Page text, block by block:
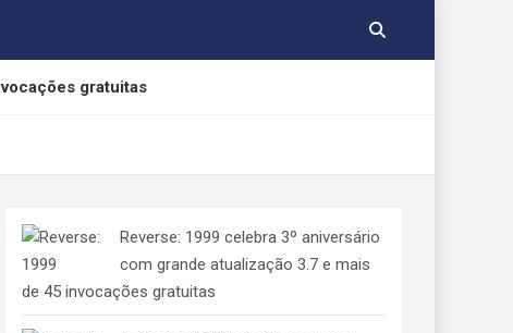
gratuitas
e Indolphinity
aos consumidores de jogos digitais
Reverse: 1999 celebra 3º aniversário
com grande atualização 3.7 e mais
de 45 invocações gratuitas